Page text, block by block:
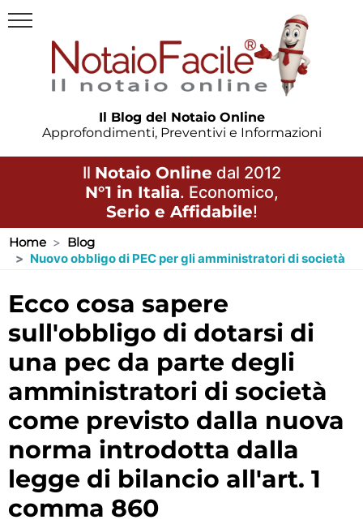
Il Blog del Notaio Online
Approfondimenti, Preventivi e Informazioni
Il Notaio Online dal 2012
N°1 in Italia. Economico,
Serio e Affidabile!
Home
Blog
Nuovo obbligo di PEC per gli amministratori di società
ecco cosa sapere
sull'obbligo di dotarsi di
una pec da parte degli
amministratori di società
come previsto dalla nuova
norma introdotta dalla
legge di bilancio all'art. 1
comma 860